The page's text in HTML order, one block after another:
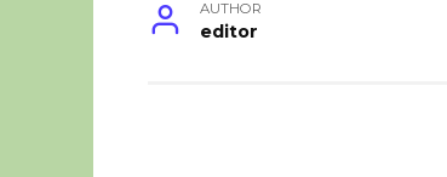
AUTHOR
editor